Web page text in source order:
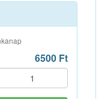
6500 Ft